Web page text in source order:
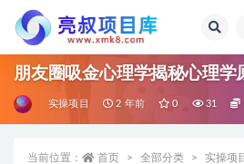
朋友圈吸金心理学揭秘心理学
实操项目 2 年前 0 31
当前位置： 首页 全部分类 实操项